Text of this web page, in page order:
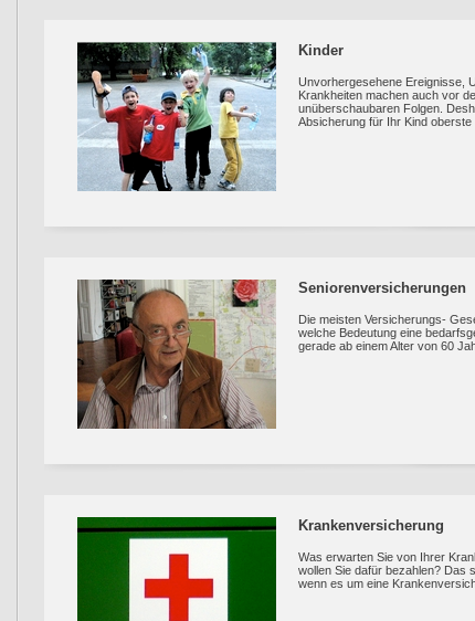
Kinder
Unvorhergesehene Ereignisse,
Krankheiten machen auch vor
unüberschaubaren Folgen.
Absicherung für Ihr Kind oberste
Seniorenversicherungen
Die meisten Versicherungs-
welche Bedeutung eine
gerade ab einem Alter von 60
Krankenversicherung
Was erwarten Sie von Ihrer
wollen Sie dafür bezahlen? Das
wenn es um eine